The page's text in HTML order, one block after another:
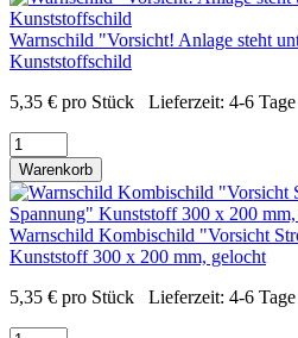
Warnschild "Vorsicht! Anlage steht
Kunststoffschild
5,35 € pro Stück Lieferzeit: 4-6 Tage
Warenkorb
Warnschild Kombischild "Vorsicht
Kunststoff 300 x 200 mm, gelocht
5,35 € pro Stück Lieferzeit: 4-6 Tage